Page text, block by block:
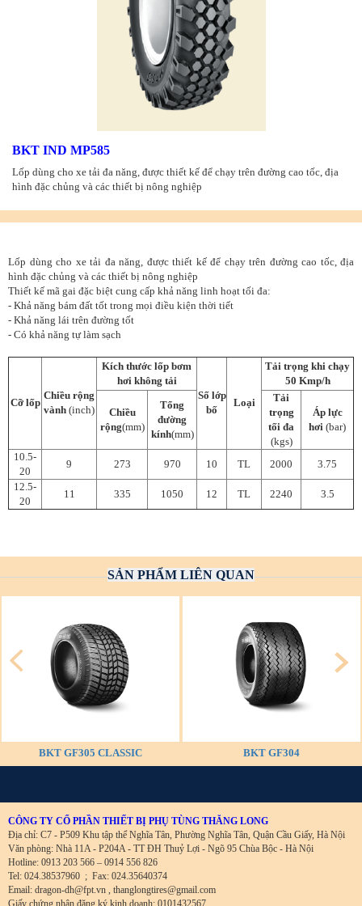
BKT IND MP585
Lốp dùng cho xe tải đa năng, được thiết kế để chạy trên đường cao tốc, địa
hình đặc chủng và các thiết bị nông nghiệp
Lốp dùng cho xe tải đa năng, được thiết kế để chạy trên đường cao tốc, địa
hình đặc chủng và các thiết bị nông nghiệp
Thiết kế mã gai đặc biệt cung cấp khả năng linh hoạt tối đa:
- Khả năng bám đất tốt trong mọi điều kiện thời tiết
- Khả năng lái trên đường tốt
- Có khả năng tự làm sạch
Cỡ lốp
Chiều rộng
vành (inch)
Kích thước lốp bơm
hơi không tải
Số lớp
bố
Loại
Tải trọng khi chạy
50 Kmp/h
Chiều
rộng(mm)
Tổng
đường
kính(mm)
Tải
trọng
tối đa
(kgs)
Áp lực
hơi (bar)
10.5-
20
9 273 970 10 TL 2000
3.75
12.5-
20
11 335 1050 12 TL 2240 3.5
SẢN PHẨM LIÊN QUAN
BKT GF305 CLASSIC BKT GF304
CÔNG TY CỔ PHẦN THIẾT BỊ PHỤ TÙNG THĂNG LONG
Địa chỉ: C7 - P509 Khu tập thể Nghĩa Tân, Phường Nghĩa Tân, Quận Cầu Giấy, Hà Nội
Văn phòng: Nhà 11A - P204A - TT ĐH Thuỷ Lợi - Ngõ 95 Chùa Bộc - Hà Nội
Hotline: 0913 203 566 – 0914 556 826
Tel: 024.38537960 ; Fax: 024.35640374
Email: dragon-dh@fpt.vn , thanglongtires@gmail.com
Giấy chứng nhận đăng ký kinh doanh: 0101432567